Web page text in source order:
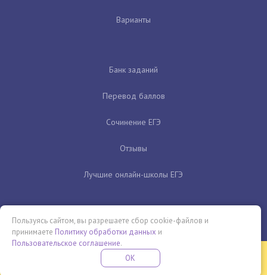
Варианты
Банк заданий
Перевод баллов
Сочинение ЕГЭ
Отзывы
Лучшие онлайн-школы ЕГЭ
Бесплатная летняя школа
ПРОВЕДИ ЭТО ЛЕТО С ПОЛЬЗОЙ
Пользуясь сайтом, вы разрешаете сбор cookie-файлов и
принимаете Политику обработки данных и
Пользовательское соглашение.
OK